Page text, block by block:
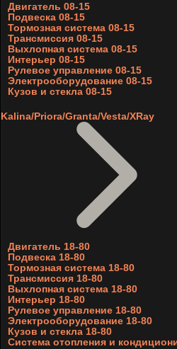
Двигатель 08-15
Подвеска 08-15
Тормозная система 08-15
Трансмиссия 08-15
Выхлопная система 08-15
Интерьер 08-15
Рулевое управление 08-15
Электрооборудование 08-15
Кузов и стекла 08-15
Kalina/Priora/Granta/Vesta/XRay
Двигатель 18-80
Подвеска 18-80
Тормозная система 18-80
Трансмиссия 18-80
Выхлопная система 18-80
Интерьер 18-80
Рулевое управление 18-80
Электрооборудование 18-80
Кузов и стекла 18-80
Система отопления и